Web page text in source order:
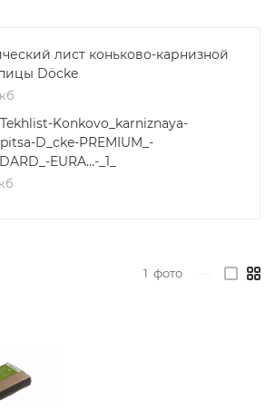
лист коньково-карнизной
Döcke
Tekhlist-Konkovo_karniznaya-
D_cke-PREMIUM_-
EURA...-_1_
1 фото